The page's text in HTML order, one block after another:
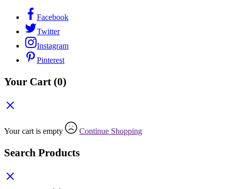
Facebook
Twitter
Instagram
Pinterest
Your Cart (0)
Your cart is empty Continue Shopping
Search Products